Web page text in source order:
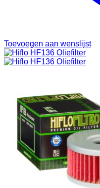
Toevoegen aan wenslijst